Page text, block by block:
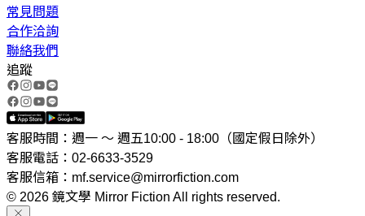
常見問題
合作洽詢
聯絡我們
追蹤
客服時間：週一 ～ 週五10:00 - 18:00（國定假日除外）
客服電話：02-6633-3529
客服信箱：mf.service@mirrorfiction.com
© 2026 鏡文學 Mirror Fiction All rights reserved.